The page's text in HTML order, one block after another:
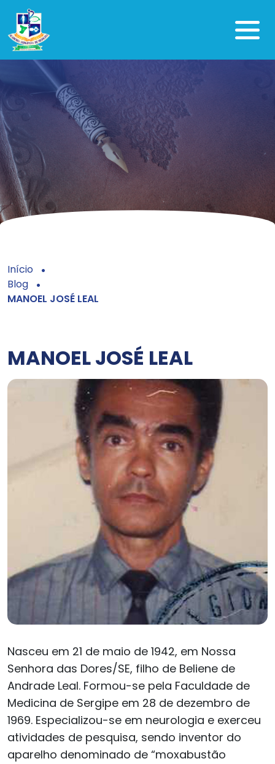
Início
Blog
MANOEL JOSÉ LEAL
MANOEL JOSÉ LEAL
Nasceu em 21 de maio de 1942, em Nossa
Senhora das Dores/SE, filho de Beliene de
Andrade Leal. Formou-se pela Faculdade de
Medicina de Sergipe em 28 de dezembro de
1969. Especializou-se em neurologia e exerceu
atividades de pesquisa, sendo inventor do
aparelho denominado de “moxabustão